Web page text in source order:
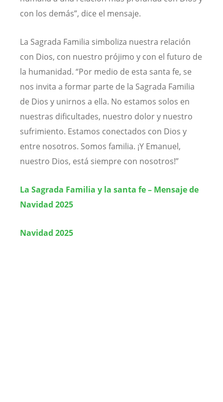
con los demás”, dice el mensaje.
La Sagrada Familia simboliza nuestra relación
con Dios, con nuestro prójimo y con el futuro de
la humanidad. “Por medio de esta santa fe, se
nos invita a formar parte de la Sagrada Familia
de Dios y unirnos a ella. No estamos solos en
nuestras dificultades, nuestro dolor y nuestro
sufrimiento. Estamos conectados con Dios y
entre nosotros. Somos familia. ¡Y Emanuel,
nuestro Dios, está siempre con nosotros!”
La Sagrada Familia y la santa fe – Mensaje de
Navidad 2025
Navidad 2025